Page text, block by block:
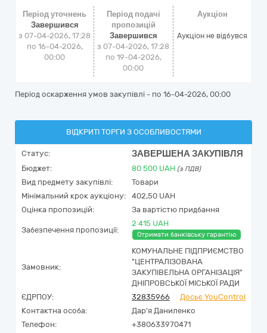
Період уточнень
Завершився
з 07-04-2026, 17:28
по 16-04-2026,
00:00
Період подачі
пропозицій
Завершився
з 07-04-2026, 17:28
по 19-04-2026,
00:00
Аукціон
Аукціон не відбувся
Період оскарження умов закупівлі - по 16-04-2026, 00:00
ВІДКРИТІ ТОРГИ З ОСОБЛИВОСТЯМИ
Статус: ЗАВЕРШЕНА ЗАКУПІВЛЯ
Бюджет: 80 500 UAH (з ПДВ)
Вид предмету закупівлі:
Товари
Мінімальний крок аукціону:
402,50 UAH
Оцінка пропозицій:
За вартістю придбання
Забезпечення пропозиції:
2 415 UAH
Отримати банківську гарантію
Замовник:
КОМУНАЛЬНЕ ПІДПРИЄМСТВО
"ЦЕНТРАЛІЗОВАНА
ЗАКУПІВЕЛЬНА ОРГАНІЗАЦІЯ"
ДНІПРОВСЬКОЇ МІСЬКОЇ РАДИ
ЄДРПОУ:
32835966
Досьє YouControl
Контактна особа:
Дар'я Даниленко
Телефон:
+380633970471